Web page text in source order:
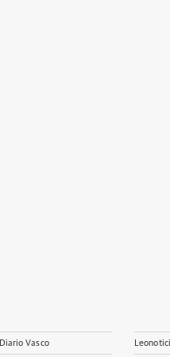
Diario Vasco